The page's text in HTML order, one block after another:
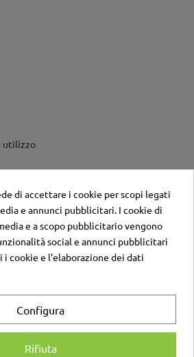
utilizzo
un listino personalizzato
di accettare i cookie per scopi legati
e annunci pubblicitari. I cookie di
e a scopo pubblicitario vengono
social e annunci pubblicitari
cookie e l'elaborazione dei dati
Configura
Rifiuta